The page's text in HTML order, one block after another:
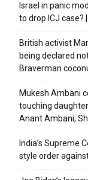
Israel in panic
to drop ICJ case?
British activist
being declared
Braverman
Mukesh Ambani
touching
Anant Ambani,
India’s Supreme
style order